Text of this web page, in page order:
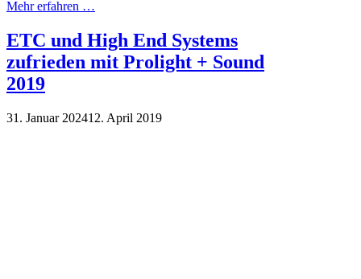
Mehr erfahren …
ETC und High End Systems
zufrieden mit Prolight + Sound
2019
31. Januar 202412. April 2019